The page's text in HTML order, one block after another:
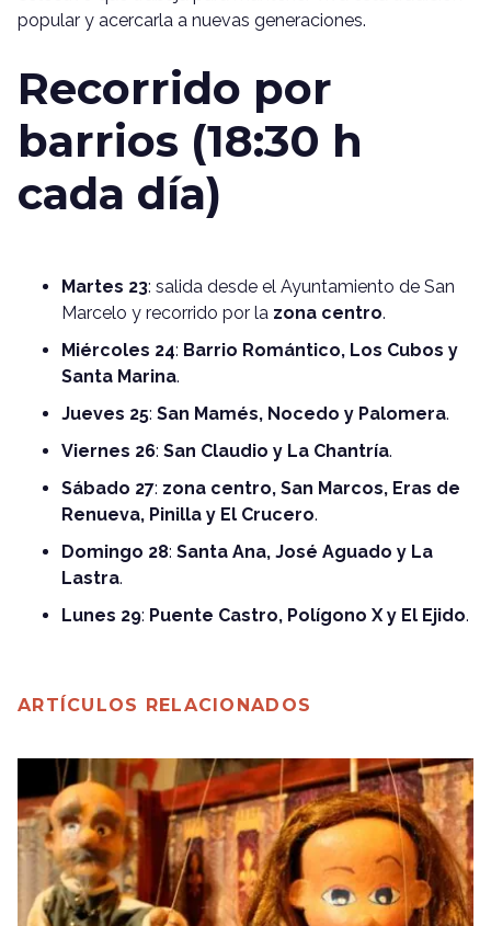
popular y acercarla a nuevas generaciones.
Recorrido por
barrios (18:30 h
cada día)
Martes 23: salida desde el Ayuntamiento de San
Marcelo y recorrido por la zona centro.
Miércoles 24: Barrio Romántico, Los Cubos y
Santa Marina.
Jueves 25: San Mamés, Nocedo y Palomera.
Viernes 26: San Claudio y La Chantría.
Sábado 27: zona centro, San Marcos, Eras de
Renueva, Pinilla y El Crucero.
Domingo 28: Santa Ana, José Aguado y La
Lastra.
Lunes 29: Puente Castro, Polígono X y El Ejido.
ARTÍCULOS RELACIONADOS